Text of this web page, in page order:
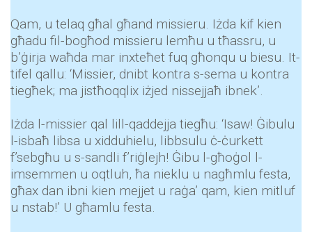
Qam, u telaq għal għand missieru. Iżda kif kien
għadu fil-bogħod missieru lemħu u tħassru, u
b’ġirja waħda mar inxteħet fuq għonqu u biesu. It-
tifel qallu: ‘Missier, dnibt kontra s-sema u kontra
tiegħek; ma jistħoqqlix iżjed nissejjaħ ibnek’.
Iżda l-missier qal lill-qaddejja tiegħu: ‘Isaw! Ġibulu
l-isbaħ libsa u xidduhielu, libbsulu ċ-ċurkett
f’sebgħu u s-sandli f’riġlejh! Ġibu l-għoġol l-
imsemmen u oqtluh, ħa nieklu u nagħmlu festa,
għax dan ibni kien mejjet u raġa’ qam, kien mitluf
u nstab!’ U għamlu festa.